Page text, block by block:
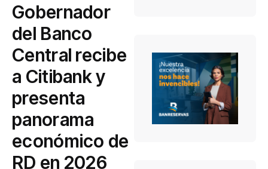
Gobernador
del Banco
Central recibe
a Citibank y
presenta
panorama
económico de
RD en 2026